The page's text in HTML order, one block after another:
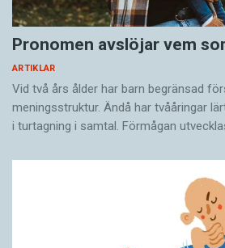
Pronomen avslöjar vem
ARTIKLAR
Vid två års ålder har barn begränsad
meningsstruktur. Ändå har tvååringar
i turtagning i samtal. Förmågan